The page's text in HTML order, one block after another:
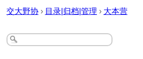
交大野协 › 目录|归档|管理 › 大本营